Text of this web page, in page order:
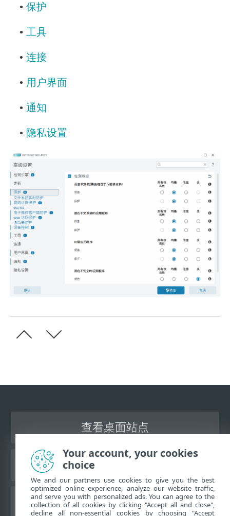
• 保护
• 工具
• 连接
• 用户界面
• 通知
• 隐私设置
查看桌面站点
ESET 知识库
ESET 论坛
Your account, your cookies
choice
We and our partners use cookies to give you the best
optimized online experience, analyze our website traffic,
and serve you with personalized ads. You can agree to the
collection of all cookies by clicking "Accept all and close",
decline all non-essential cookies by choosing "Accept